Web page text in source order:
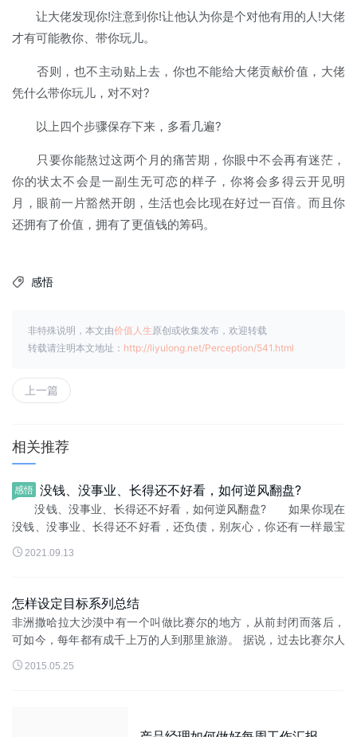
让大佬发现你!注意到你!让他认为你是个对他有用的人!大佬
才有可能教你、带你玩儿。
否则，也不主动贴上去，你也不能给大佬贡献价值，大佬
凭什么带你玩儿，对不对?
以上四个步骤保存下来，多看几遍?
只要你能熬过这两个月的痛苦期，你眼中不会再有迷茫，
你的状太不会是一副生无可恋的样子，你将会多得云开见明
月，眼前一片豁然开朗，生活也会比现在好过一百倍。而且你
还拥有了价值，拥有了更值钱的筹码。
 感悟
非特殊说明，本文由价值人生原创或收集发布，欢迎转载
转载请注明本文地址： http://liyulong.net/Perception/541.html
上一篇
相关推荐
感悟 没钱、没事业、长得还不好看，如何逆风翻盘?
没钱、没事业、长得还不好看，如何逆风翻盘? 如果你现在
没钱、没事业、长得还不好看，还负债，别灰心，你还有一样最宝
贵的东西可以用来逆风翻盘。 现在就把这大佬们都用过的翻身
秘籍分享给你：四步，只需...
 2021.09.13
怎样设定目标系列总结
非洲撒哈拉大沙漠中有一个叫做比赛尔的地方，从前封闭而落后，
可如今，每年都有成千上万的人到那里旅游。 据说，过去比赛尔人
从来没有离开过这块贫瘠的土地，不是他们不愿意离开，而是尝试
过很多次都没有走出...
 2015.05.25